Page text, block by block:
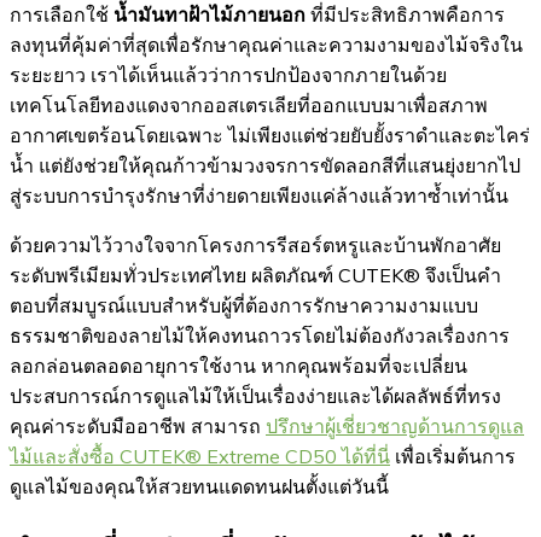
การเลือกใช้ น้ำมันทาฝ้าไม้ภายนอก ที่มีประสิทธิภาพคือการ
ลงทุนที่คุ้มค่าที่สุดเพื่อรักษาคุณค่าและความงามของไม้จริงใน
ระยะยาว เราได้เห็นแล้วว่าการปกป้องจากภายในด้วย
เทคโนโลยีทองแดงจากออสเตรเลียที่ออกแบบมาเพื่อสภาพ
อากาศเขตร้อนโดยเฉพาะ ไม่เพียงแต่ช่วยยับยั้งราดำและตะไคร่
น้ำ แต่ยังช่วยให้คุณก้าวข้ามวงจรการขัดลอกสีที่แสนยุ่งยากไป
สู่ระบบการบำรุงรักษาที่ง่ายดายเพียงแค่ล้างแล้วทาซ้ำเท่านั้น
ด้วยความไว้วางใจจากโครงการรีสอร์ตหรูและบ้านพักอาศัย
ระดับพรีเมียมทั่วประเทศไทย ผลิตภัณฑ์ CUTEK® จึงเป็นคำ
ตอบที่สมบูรณ์แบบสำหรับผู้ที่ต้องการรักษาความงามแบบ
ธรรมชาติของลายไม้ให้คงทนถาวรโดยไม่ต้องกังวลเรื่องการ
ลอกล่อนตลอดอายุการใช้งาน หากคุณพร้อมที่จะเปลี่ยน
ประสบการณ์การดูแลไม้ให้เป็นเรื่องง่ายและได้ผลลัพธ์ที่ทรง
คุณค่าระดับมืออาชีพ สามารถ ปรึกษาผู้เชี่ยวชาญด้านการดูแล
ไม้และสั่งซื้อ CUTEK® Extreme CD50 ได้ที่นี่ เพื่อเริ่มต้นการ
ดูแลไม้ของคุณให้สวยทนแดดทนฝนตั้งแต่วันนี้